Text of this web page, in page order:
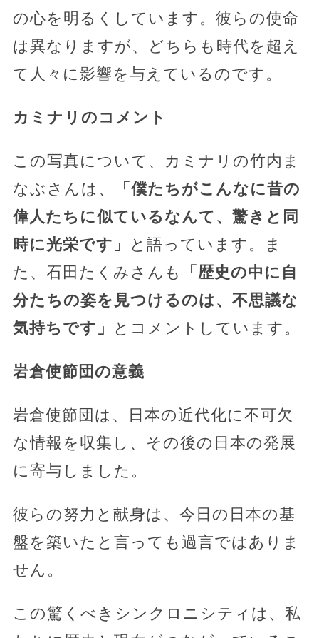
の心を明るくしています。彼らの使命
は異なりますが、どちらも時代を超え
て人々に影響を与えているのです。
カミナリのコメント
この写真について、カミナリの竹内ま
なぶさんは、
「僕たちがこんなに昔の
偉人たちに似ているなんて、驚きと同
時に光栄です」
と語っています。ま
た、石田たくみさんも
「歴史の中に自
分たちの姿を見つけるのは、不思議な
気持ちです」
とコメントしています。
岩倉使節団の意義
岩倉使節団は、日本の近代化に不可欠
な情報を収集し、その後の日本の発展
に寄与しました。
彼らの努力と献身は、今日の日本の基
盤を築いたと言っても過言ではありま
せん。
この驚くべきシンクロニシティは、私